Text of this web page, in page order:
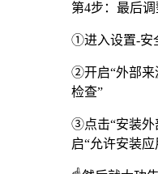
第4步：最后
①进入设置-安
②开启“外部来
检查”
③点击“安装外
启“允许安装应